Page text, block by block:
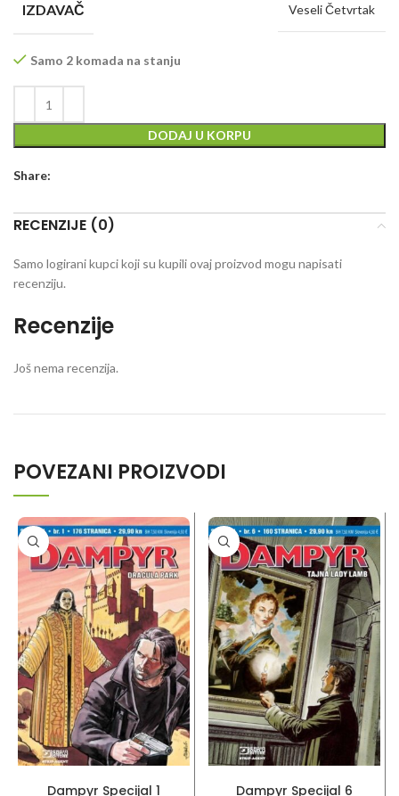
IZDAVAČ Veseli Četvrtak
Samo 2 komada na stanju
DODAJ U KORPU
Share:
RECENZIJE (0)
Recenzije
Još nema recenzija.
Samo logirani kupci koji su kupili ovaj proizvod mogu napisati
recenziju.
POVEZANI PROIZVODI
Dampyr Specijal 1 Dampyr Specijal 6